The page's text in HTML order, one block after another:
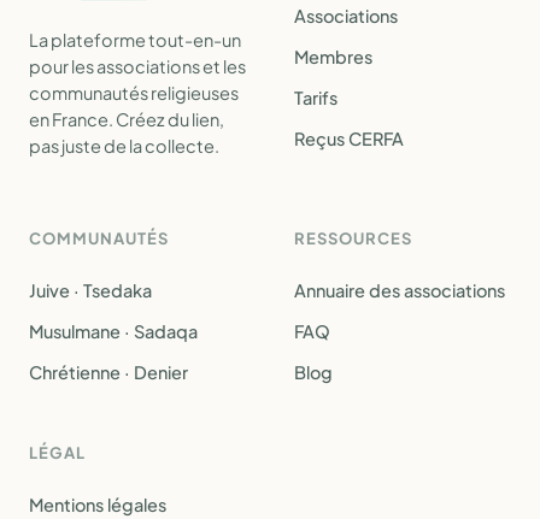
La plateforme tout-en-un
pour les associations et les
communautés religieuses
en France. Créez du lien,
pas juste de la collecte.
Associations
Membres
Tarifs
Reçus CERFA
COMMUNAUTÉS
Juive · Tsedaka
Musulmane · Sadaqa
Chrétienne · Denier
RESSOURCES
Annuaire des associations
FAQ
Blog
LÉGAL
Mentions légales